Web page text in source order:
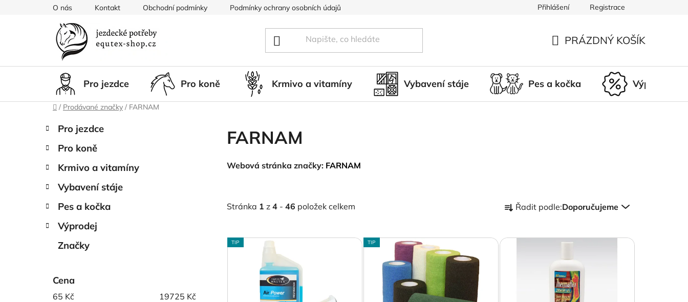
O nás Kontakt Obchodní podmínky Podmínky ochrany osobních údajů Doprava a platba Nepřevzetí zásilky
Přihlášení Registrace
KOŠÍK
PRÁZDNÝ KOŠÍK
Pro jezdce Pro koně Krmivo a vitamíny Vybavení stáje Pes a kočka Výprodej
Domů
/ Prodávané značky / FARNAM
P
s
t
a
n
Přeskočit
kategorie
K
a
g
e
Pro jezdce
Pro koně
Krmivo a vitamíny
Vybavení stáje
Pes a kočka
Výprodej
Značky
Cena
65 Kč 19725 Kč
FARNAM
Webová stránka značky: FARNAM
Stránka 1 z 4 - 46 položek celkem
a
e
Řadit podle:Doporučujeme
V
ý
TIP TIP